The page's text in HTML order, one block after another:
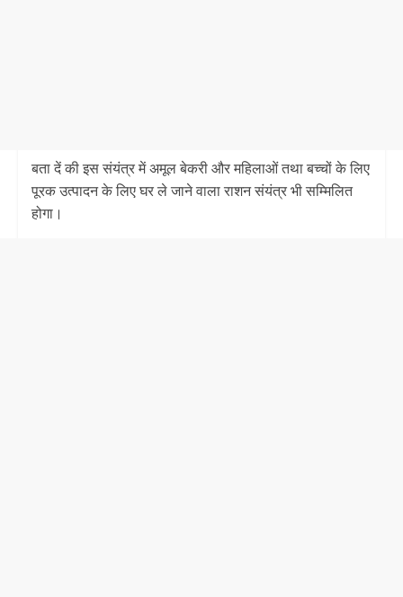
बता दें की इस संयंत्र में अमूल बेकरी और महिलाओं तथा बच्चों के लिए
पूरक उत्पादन के लिए घर ले जाने वाला राशन संयंत्र भी सम्मिलित
होगा।